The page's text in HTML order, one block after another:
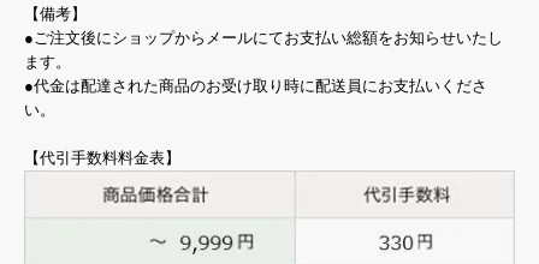
【備考】
●ご注文後にショップからメールにてお支払い総額をお知らせいたし
ます。
●代金は配達された商品のお受け取り時に配送員にお支払いくださ
い。
【代引手数料料金表】